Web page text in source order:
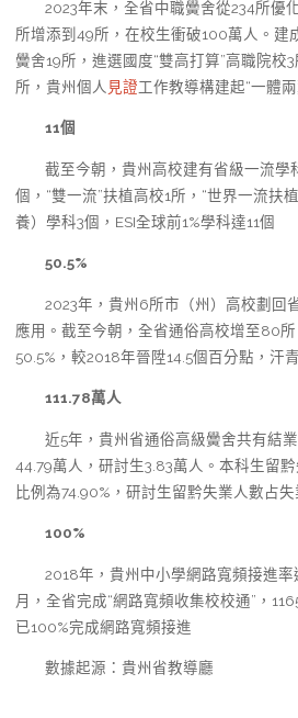
2023年末，全省中職黌舍從234所優
所增添到49所，在校生衝破100萬人。建
黌舍19所，進選國度“雙高打算”高職院校
所，貴州個人 見證工作教導構建起“一體
11個
截至今朝，貴州高校建有省級一流學
個，“雙一流”扶植高校1所，“世界一流扶
養）學科3個，ESI全球前1%學科達11個
50.5%
2023年，貴州6所市（州）高校劃回
應用。截至今朝，全省通俗高校增至80
50.5%，較2018年晉陞14.5個百分點，汗
111.78萬人
近5年，貴州省通俗高級黌舍共有結
44.79萬人，研討生3.83萬人。本科生留
比例為74.90%，研討生留黔失業人數占
100%
2018年，貴州中小學網路寬頻接進率
月，全省完成“網路寬頻收集校校通”，
已100%完成網路寬頻接進
數據起源：貴州省教導廳